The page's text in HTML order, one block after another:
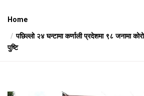
Home
पछिल्लो २४ घन्टामा कर्णाली प्रदेशमा ९८ जनामा
पुष्टि